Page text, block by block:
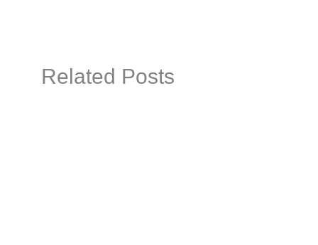
Related Posts